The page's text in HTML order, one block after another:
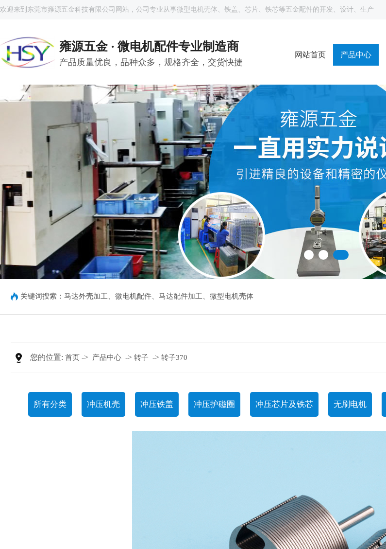
欢迎来到东莞市雍源五金科技有限公司网站，公司专业从事微型电机壳体、铁盖、芯片、铁芯等五金配件的开发、设计、生产
雍源五金 · 微电机配件专业制造商
产品质量优良，品种众多，规格齐全，交货快捷
网站首页 产品中心
关键词搜索： 马达外壳加工 微电机配件 马达配件加工 微型电机壳体
您的位置: 首页 -> 产品中心 -> 转子 -> 转子370
所有分类 冲压机壳 冲压铁盖 冲压护磁圈 冲压芯片及铁芯 无刷电机